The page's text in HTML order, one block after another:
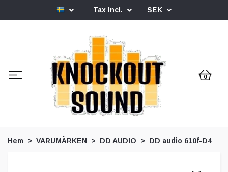
Tax Incl. SEK
0
Hem VARUMÄRKEN DD AUDIO DD audio 610f-D4